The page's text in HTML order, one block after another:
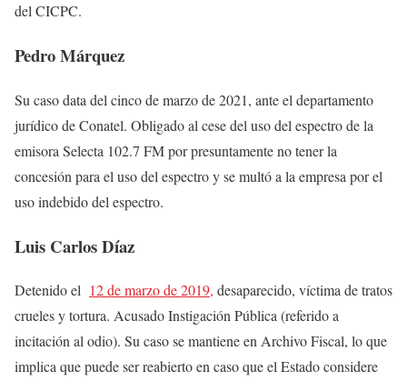
del CICPC.
Pedro Márquez
Su caso data del cinco de marzo de 2021, ante el departamento
jurídico de Conatel. Obligado al cese del uso del espectro de la
emisora Selecta 102.7 FM por presuntamente no tener la
concesión para el uso del espectro y se multó a la empresa por el
uso indebido del espectro.
Luis Carlos Díaz
Detenido el 12 de marzo de 2019, desaparecido, víctima de tratos
crueles y tortura. Acusado Instigación Pública (referido a
incitación al odio). Su caso se mantiene en Archivo Fiscal, lo que
implica que puede ser reabierto en caso que el Estado considere